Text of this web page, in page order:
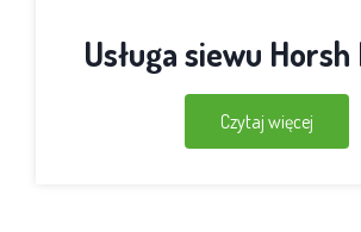
Usługa siewu
Czytaj więcej